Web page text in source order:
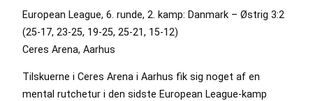
European League, 6. runde, 2. kamp: Danmark – Østrig 3:2
(25-17, 23-25, 19-25, 25-21, 15-12)
Ceres Arena, Aarhus
Tilskuerne i Ceres Arena i Aarhus fik sig noget af en
mental rutchetur i den sidste European League-kamp